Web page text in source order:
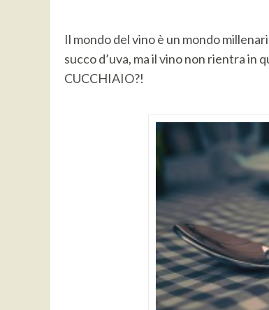
Il mondo del vino è un mondo
succo d’uva, ma il vino non rientra in
CUCCHIAIO?!